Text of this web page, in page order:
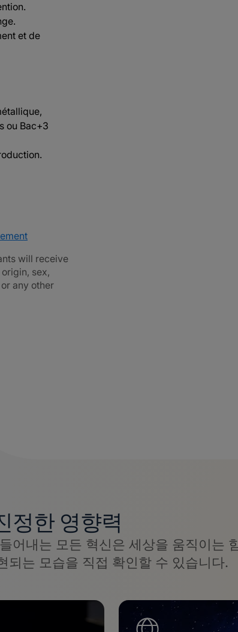
et de
ou Bac+3
will receive
sex,
any other
정한 영향력
어내는 모든 혁신은 세상을 움직이는
되는 모습을 직접 확인할 수 있습니다.